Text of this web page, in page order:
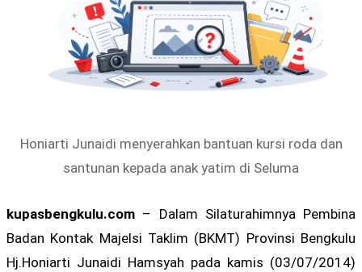
Honiarti Junaidi menyerahkan bantuan kursi roda dan
santunan kepada anak yatim di Seluma
kupasbengkulu.com – Dalam Silaturahimnya Pembina
Badan Kontak Majelsi Taklim (BKMT) Provinsi Bengkulu
Hj.Honiarti Junaidi Hamsyah pada kamis (03/07/2014)